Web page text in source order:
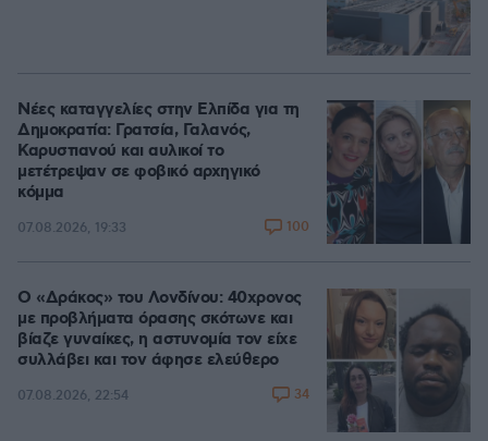
Νέες καταγγελίες στην Ελπίδα για τη
Δημοκρατία: Γρατσία, Γαλανός,
Καρυστιανού και αυλικοί το
μετέτρεψαν σε φοβικό αρχηγικό
κόμμα
07.08.2026, 19:33 100
Ο «Δράκος» του Λονδίνου: 40χρονος
με προβλήματα όρασης σκότωνε και
βίαζε γυναίκες, η αστυνομία τον είχε
συλλάβει και τον άφησε ελεύθερο
07.08.2026, 22:54 34